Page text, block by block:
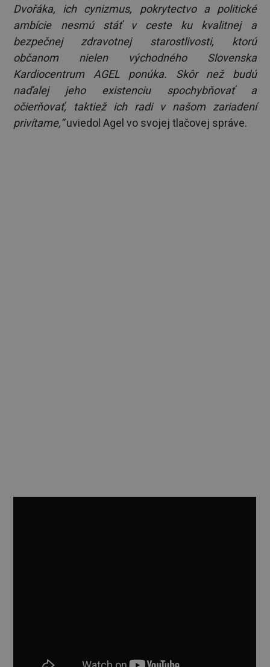
Dvořáka, ich cynizmus, pokrytectvo a politické
ambície nesmú stáť v ceste ku kvalitnej a
bezpečnej zdravotnej starostlivosti, ktorú
občanom nielen východného Slovenska
Kardiocentrum AGEL ponúka. Skôr než budú
naďalej jeho existenciu spochybňovať a
očierňovať, taktiež ich radi v našom zariadení
privítame,“uviedol Agel vo svojej tlačovej správe.